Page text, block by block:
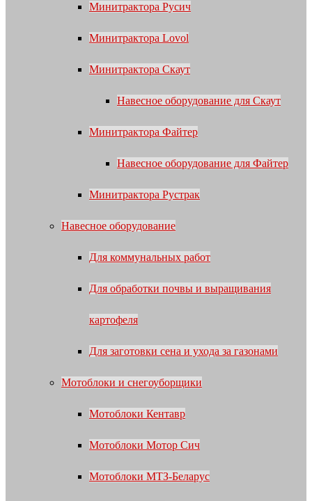
Минитрактора Русич
Минитрактора Lovol
Минитрактора Скаут
Навесное оборудование для Скаут
Минитрактора Файтер
Навесное оборудование для Файтер
Минитрактора Рустрак
Навесное оборудование
Для коммунальных работ
Для обработки почвы и выращивания
картофеля
Для заготовки сена и ухода за газонами
Мотоблоки и снегоуборщики
Мотоблоки Кентавр
Мотоблоки Мотор Сич
Мотоблоки МТЗ-Беларус